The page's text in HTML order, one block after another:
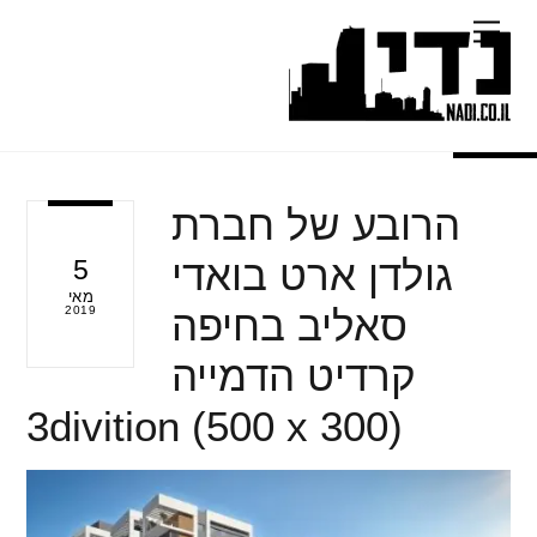
content
Menu
5
מאי
2019
הרובע של חברת
גולדן ארט בואדי
סאליב בחיפה
קרדיט הדמייה
3divition (500 x 300)